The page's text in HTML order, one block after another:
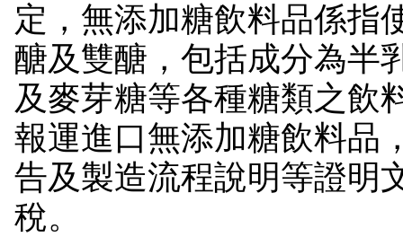
定，無添加糖飲料品係指
醣及雙醣，包括成分為半
及麥芽糖等各種糖類之飲
報運進口無添加糖飲料品
告及製造流程說明等證明
稅。